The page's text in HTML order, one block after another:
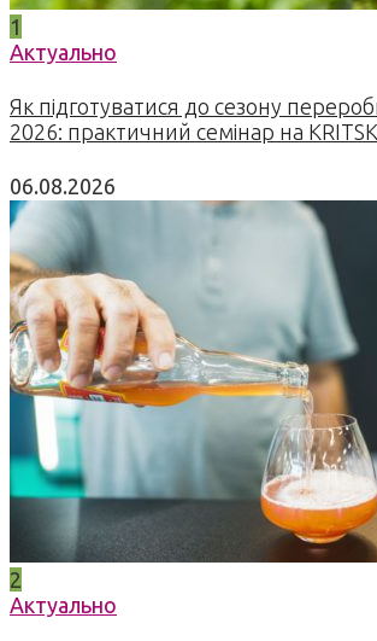
1
Актуально
Як підготуватися до сезону
2026: практичний семінар на
06.08.2026
2
Актуально